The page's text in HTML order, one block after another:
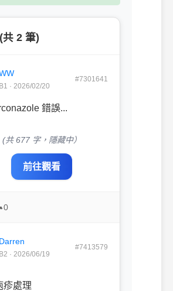
共 2 筆)
B1 · 2026/02/20
#7301641
錯誤...
(共 677 字，隱藏中）
前往觀看
0
Darren
B2 · 2026/06/19
#7413579
疹處理